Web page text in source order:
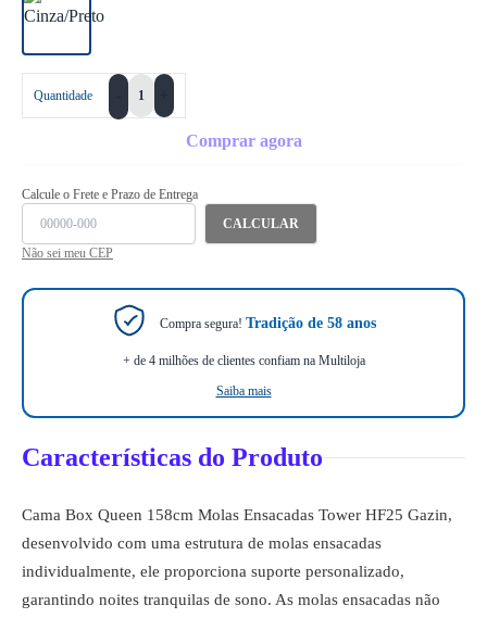
Quantidade
Comprar agora
Calcule o Frete e Prazo de Entrega
CALCULAR
Não sei meu CEP
Compra segura! Tradição de 58 anos
+ de 4 milhões de clientes confiam na Multiloja
Saiba mais
Características do Produto
Cama Box Queen 158cm Molas Ensacadas Tower HF25 Gazin,
desenvolvido com uma estrutura de molas ensacadas
individualmente, ele proporciona suporte personalizado,
garantindo noites tranquilas de sono. As molas ensacadas não